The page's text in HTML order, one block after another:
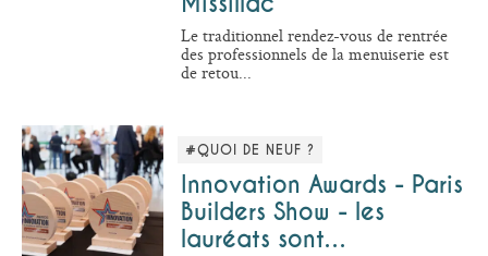
Le traditionnel rendez-vous de rentrée
des professionnels de la menuiserie est
de retou...
#QUOI DE NEUF ?
Innovation Awards - Paris
Builders Show - les
lauréats sont…